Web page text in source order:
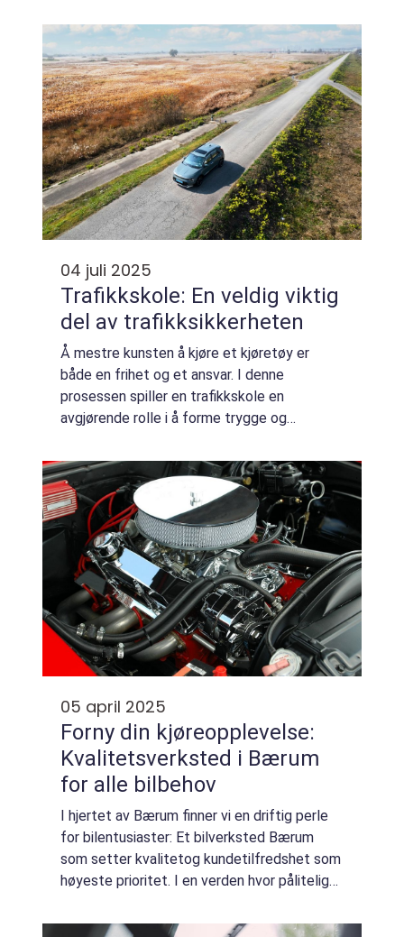
utslipp og gir passasjerene en mer ...
04 juli 2025
Trafikkskole: En veldig viktig
del av trafikksikkerheten
Å mestre kunsten å kjøre et kjøretøy er
både en frihet og et ansvar. I denne
prosessen spiller en trafikkskole en
avgjørende rolle i å forme trygge og
05 april 2025
Forny din kjøreopplevelse:
Kvalitetsverksted i Bærum
for alle bilbehov
I hjertet av Bærum finner vi en driftig perle
for bilentusiaster: Et bilverksted Bærum
som setter kvalitetog kundetilfredshet som
høyeste prioritet. I en verden hvor pålitelig